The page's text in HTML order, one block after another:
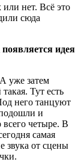
нет. Всё это
сюда
идея
уже затем
Тут есть
него танцуют
и
четыре. В
самая
звука от сцены